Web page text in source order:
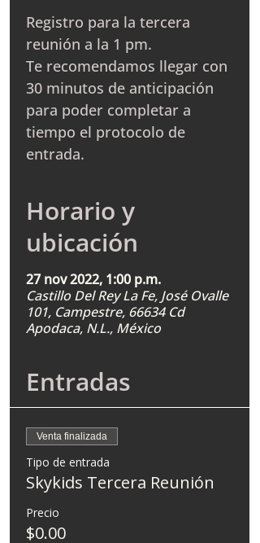
Registro para la tercera
reunión a la 1 pm.
Te recomendamos llegar con
30 minutos de anticipación
para poder completar a
tiempo el protocolo de
entrada.
Horario y
ubicación
27 nov 2022, 1:00 p.m.
Castillo Del Rey La Fe, José Ovalle
101, Campestre, 66634 Cd
Apodaca, N.L., México
Entradas
Venta finalizada
Tipo de entrada
Skykids Tercera Reunión
Precio
$0.00